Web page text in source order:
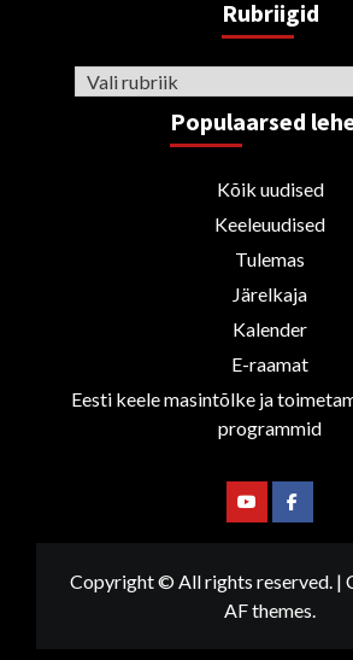
Rubriigid
Rubriigid
Populaarsed
Kõik uudised
Keeleuudised
Tulemas
Järelkaja
Kalender
E-raamat
Eesti keele masintõlke ja
programmid
YoutubeFacebook
Copyright © All rights reserved. |
AF themes.